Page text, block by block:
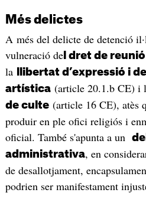
Més delictes
A més del delicte de detenció
vulneració del dret de reunió
la
llibertat d’expressió i
artística(article 20.1.b CE) i
de culte(article 16 CE), atès
produir en ple ofici religiós i
oficial. També s'apunta a un
administrativa, en
de desallotjament,
podrien ser manifestament